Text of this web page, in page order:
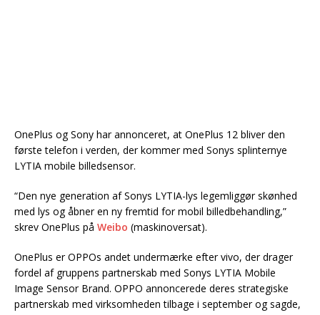
OnePlus og Sony har annonceret, at OnePlus 12 bliver den
første telefon i verden, der kommer med Sonys splinternye
LYTIA mobile billedsensor.
“Den nye generation af Sonys LYTIA-lys legemliggør skønhed
med lys og åbner en ny fremtid for mobil billedbehandling,”
skrev OnePlus på Weibo (maskinoversat).
OnePlus er OPPOs andet undermærke efter vivo, der drager
fordel af gruppens partnerskab med Sonys LYTIA Mobile
Image Sensor Brand. OPPO annoncerede deres strategiske
partnerskab med virksomheden tilbage i september og sagde,